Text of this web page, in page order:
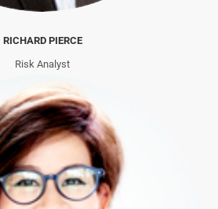
RICHARD PIERCE
Risk Analyst